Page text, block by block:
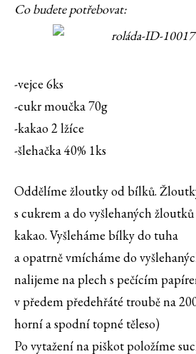
Co budete potřebovat:
-vejce 6ks
-cukr moučka 70g
-kakao 2 lžíce
-šlehačka 40% 1ks
Oddělíme žloutky od bílků.
s cukrem a do vyšlehaných
kakao. Vyšleháme bílky do tuha
a opatrně vmícháme do
nalijeme na plech s pečícím
v předem předehřáté troubě na
horní a spodní topné těleso)
Po vytažení na piškot položíme